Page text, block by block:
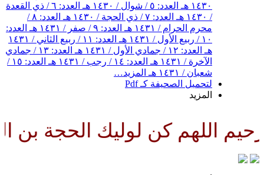
١٤٣٠ هـ
العدد: ٥ / شوال / ١٤٣٠ هـ
العدد: ٦ / ذي القعدة
/ ١٤٣٠ هـ
العدد: ٧ / ذي الحجة / ١٤٣٠ هـ
العدد: ٨ /
محرم الحرام / ١٤٣١ هـ
العدد: ٩ / صفر / ١٤٣١ هـ
العدد:
١٠ / ربيع الأول / ١٤٣١ هـ
العدد: ١١ / ربيع الثاني / ١٤٣١
هـ العدد: ١٢ / جمادي الأول / ١٤٣١ هـ
العدد: ١٣ / جمادي
الآخرة / ١٤٣١ هـ
العدد: ١٤ / رجب / ١٤٣١ هـ
العدد: ١٥ /
شعبان / ١٤٣١ هـ
المزيد…
لتحميل الصحيفة كـ Pdf
المزيد
كن لوليك الحجة بن الحسن